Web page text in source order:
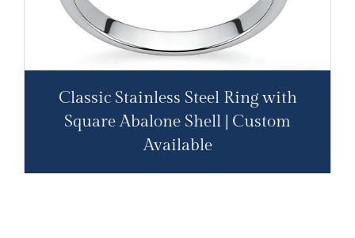
Classic Stainless Steel Ring with
Square Abalone Shell | Custom
Available